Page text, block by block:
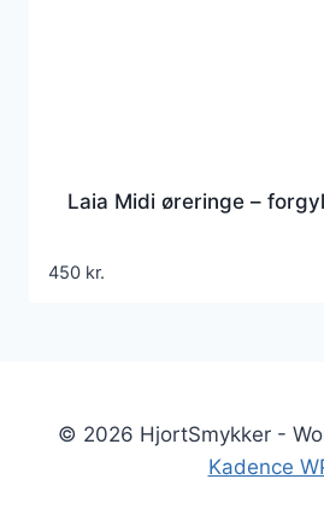
Laia Midi øreringe –
450 kr.
© 2026 HjortSmykker -
Kadence